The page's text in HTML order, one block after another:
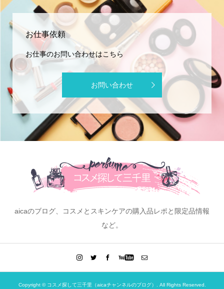
お仕事依頼
お仕事のお問い合わせはこちら
お問い合わせ
aicaのブログ、コスメとスキンケアの購入品レポと限定品情報
など。
Copyright ©コスメ探して三千里（aicaチャンネルのブログ）. All Rights Reserved.